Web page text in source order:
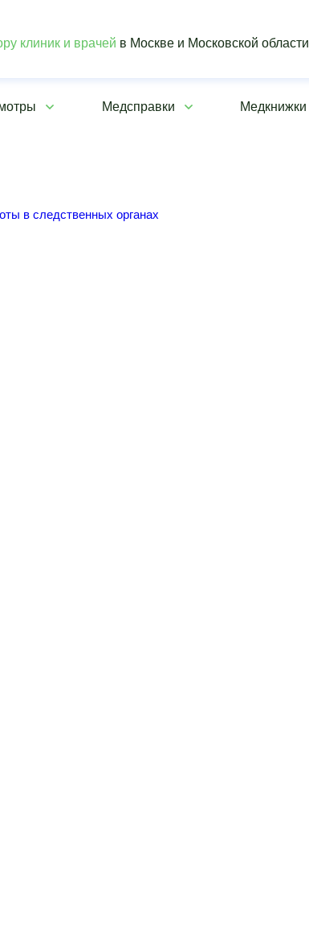
клиник и врачей в Москве и Московской области
Медсправки Медкнижки
в следственных органах